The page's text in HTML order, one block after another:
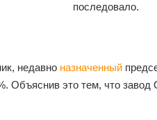
последовало.
недавно назначенный
Объяснив это тем, что